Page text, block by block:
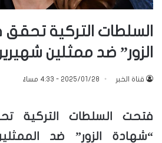
السلطات التركية
الزور” ضد ممثلين
قناة الخبر 2025/01/28 - 4:33 مساءً
فتحت السلطات التركية
“شهادة الزور” ضد